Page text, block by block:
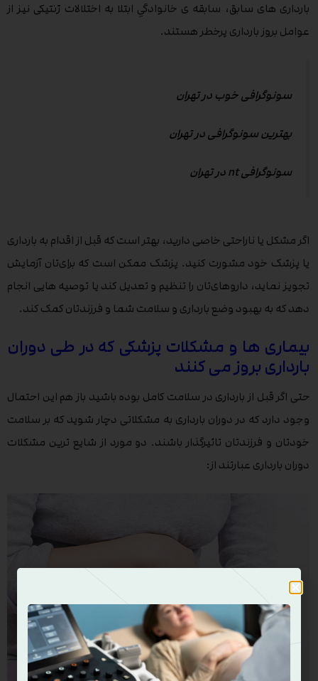
بارداری های سابق، سابقه ی خانوادگیِ ابتلا به اختلالات ژنتیکی نیز از
عوامل بروز بارداری پرخطر هستند.
سونوگرافی خوب در تهران
بهترین سونوگرافی در تهران
سونوگرافی nt در تهران
اگر مشکل یا ناراحتی خاصی دارید، بهتر است که قبل از اقدام به بارداری
یا پزشک خود مشورت کنید. پزشک ممکن است که برای‌تان آزمایش
تجویز نماید، داروهای‌تان را تنظیم و تعدیل کند یا توصیه هایی انجام
دهد که به بهبود وضع بارداری و سلامت شما و فرزندتان کمک کند.
بیماری ها و مشکلات پزشکی که در طی دوران
بارداری بروز می کنند
حتی اگر قبل از بارداری در سلامت کامل بوده باشید باز هم این احتمال
وجود دارد که در دوران بارداری به مشکلاتی دچار شوید که بر سلامت
خودتان و فرزندتان تاثیرگذار باشند. دو مورد از شایع ترین مشکلات
دوران بارداری عبارتند از: